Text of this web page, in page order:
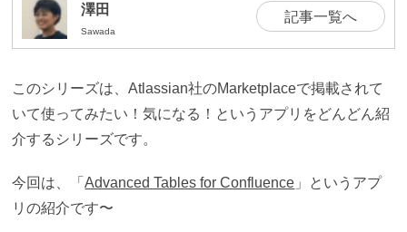
澤田
Sawada
記事一覧へ
このシリーズは、Atlassian社のMarketplaceで掲載されて
いて使ってみたい！気になる！というアプリをどんどん紹
介するシリーズです。
今回は、「Advanced Tables for Confluence 」というアプ
リの紹介です〜